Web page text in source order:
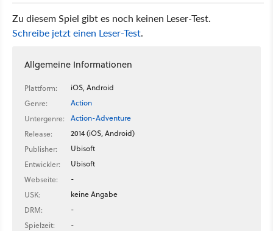
Zu diesem Spiel gibt es noch keinen Leser-Test.
Schreibe jetzt einen Leser-Test.
Allgemeine Informationen
Plattform:
iOS, Android
Genre:
Action
Untergenre:
Action-Adventure
Release:
2014 (iOS, Android)
Publisher:
Ubisoft
Entwickler:
Ubisoft
Webseite:
-
USK:
keine Angabe
DRM:
-
Spielzeit:
-